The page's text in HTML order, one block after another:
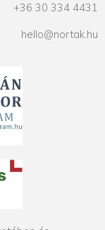
+36 30 334 4431
hello@nortak.hu